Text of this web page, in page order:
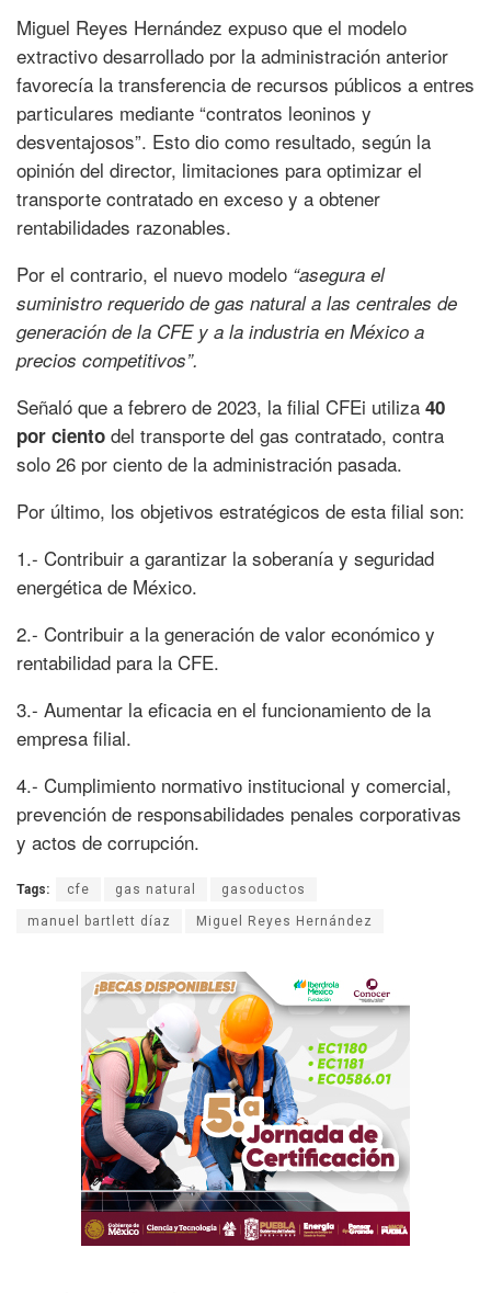
Miguel Reyes Hernández expuso que el modelo
extractivo desarrollado por la administración anterior
favorecía la transferencia de recursos públicos a entres
particulares mediante “contratos leoninos y
desventajosos”. Esto dio como resultado, según la
opinión del director, limitaciones para optimizar el
transporte contratado en exceso y a obtener
rentabilidades razonables.
Por el contrario, el nuevo modelo “asegura el
suministro requerido de gas natural a las centrales de
generación de la CFE y a la industria en México a
precios competitivos”.
Señaló que a febrero de 2023, la filial CFEi utiliza 40
por ciento del transporte del gas contratado, contra
solo 26 por ciento de la administración pasada.
Por último, los objetivos estratégicos de esta filial son:
1.- Contribuir a garantizar la soberanía y seguridad
energética de México.
2.- Contribuir a la generación de valor económico y
rentabilidad para la CFE.
3.- Aumentar la eficacia en el funcionamiento de la
empresa filial.
4.- Cumplimiento normativo institucional y comercial,
prevención de responsabilidades penales corporativas
y actos de corrupción.
Tags: cfe gas natural gasoductos
manuel bartlett díaz Miguel Reyes Hernández